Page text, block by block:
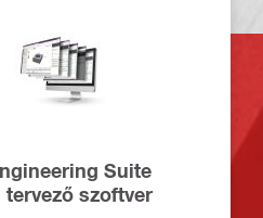
Suite
tervező szoftver